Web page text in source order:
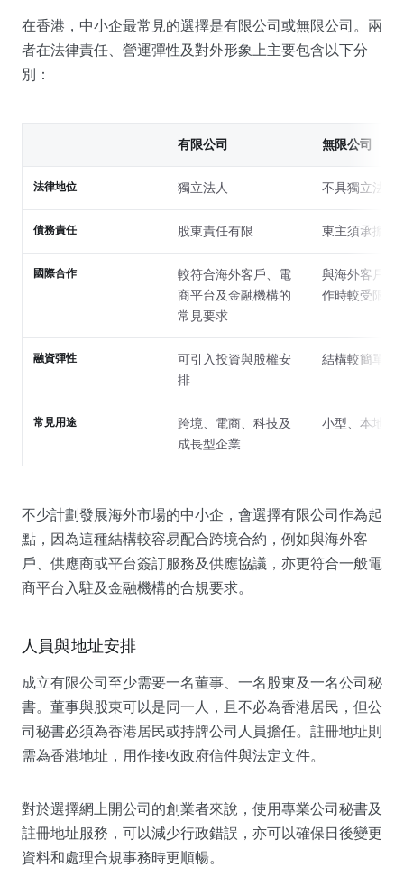
在香港，中小企最常見的選擇是有限公司或無限公司。兩
者在法律責任、營運彈性及對外形象上主要包含以下分
別：
有限公司 無限公司
法律地位 獨立法人 不具獨立法人
債務責任 股東責任有限 東主須承擔全
國際合作
較符合海外客戶、電
商平台及金融機構的
常見要求
與海外客戶或
作時較受限制
融資彈性
可引入投資與股權安
排
結構較簡單但
常見用途
跨境、電商、科技及
成長型企業
小型、本地化
不少計劃發展海外市場的中小企，會選擇有限公司作為起
點，因為這種結構較容易配合跨境合約，例如與海外客
戶、供應商或平台簽訂服務及供應協議，亦更符合一般電
商平台入駐及金融機構的合規要求。
人員與地址安排
成立有限公司至少需要一名董事、一名股東及一名公司秘
書。董事與股東可以是同一人，且不必為香港居民，但公
司秘書必須為香港居民或持牌公司人員擔任。註冊地址則
需為香港地址，用作接收政府信件與法定文件。
對於選擇網上開公司的創業者來說，使用專業公司秘書及
註冊地址服務，可以減少行政錯誤，亦可以確保日後變更
資料和處理合規事務時更順暢。